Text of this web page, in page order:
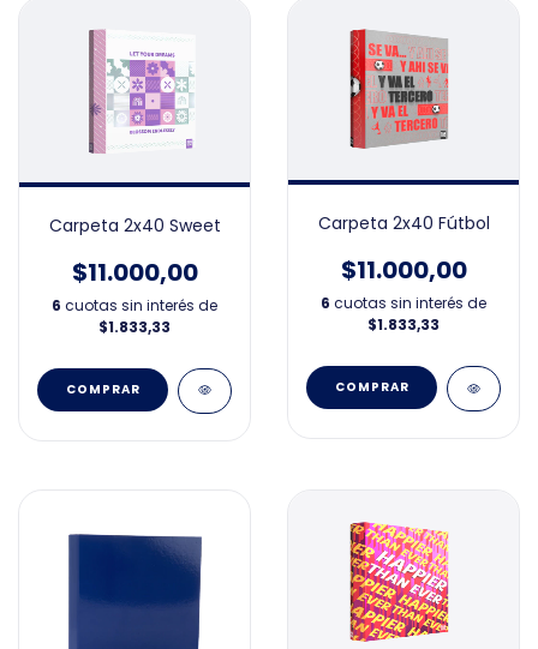
Carpeta 2x40 Sweet
$11.000,00
6 cuotas sin interés de
$1.833,33
Carpeta 2x40 Fútbol
$11.000,00
6 cuotas sin interés de
$1.833,33